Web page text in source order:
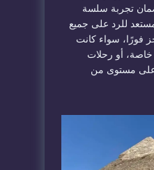
تجربة سلسة
للرد على جميع
فورًا، سواء كانت
أو رحلات
مستوى من